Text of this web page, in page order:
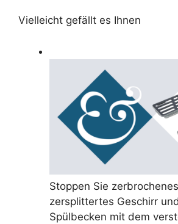
Vielleicht gefällt es Ihnen
Stoppen Sie
zersplittertes Geschirr
Spülbecken mit dem